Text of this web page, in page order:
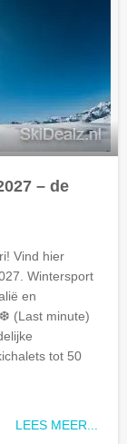
– de
Vind hier
Wintersport
en
(Last minute)
tot 50
LEES MEER...